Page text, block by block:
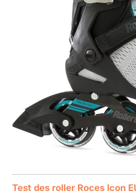
Test des roller Roces Icon